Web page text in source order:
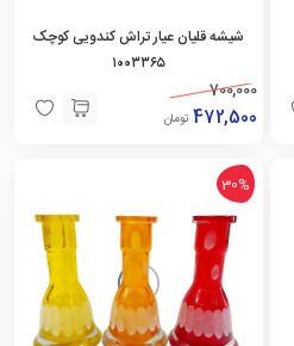
شیشه قلیان عیار تراش کندویی کوچک
۱۰۰۳۳۶۵
700,000
472,500 تومان
30%